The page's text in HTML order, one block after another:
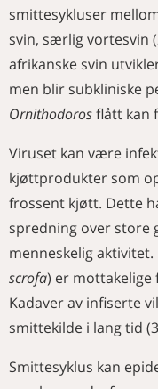
smittesykluser
svin, særlig vortesvin (
afrikanske svin
men blir subkliniske
Ornithodorosflått kan
Viruset kan være
kjøttprodukter som
frossent kjøtt. Dette
spredning over store
menneskelig
scrofa) er mottakelige
Kadaver av infiserte
smittekilde i lang tid
Smittesyklus kan